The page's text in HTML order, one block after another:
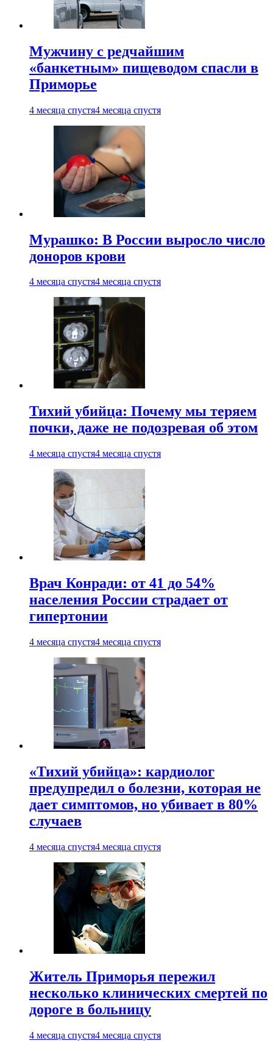
Мужчину с редчайшим
«банкетным» пищеводом спасли в
Приморье
4 месяца спустя4 месяца спустя
Мурашко: В России выросло число
доноров крови
4 месяца спустя4 месяца спустя
Тихий убийца: Почему мы теряем
почки, даже не подозревая об этом
4 месяца спустя4 месяца спустя
Врач Конради: от 41 до 54%
населения России страдает от
гипертонии
4 месяца спустя4 месяца спустя
«Тихий убийца»: кардиолог
предупредил о болезни, которая не
дает симптомов, но убивает в 80%
случаев
4 месяца спустя4 месяца спустя
Житель Приморья пережил
несколько клинических смертей по
дороге в больницу
4 месяца спустя4 месяца спустя